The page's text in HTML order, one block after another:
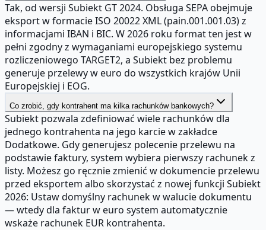
Tak, od wersji Subiekt GT 2024. Obsługa SEPA obejmuje
eksport w formacie ISO 20022 XML (pain.001.001.03) z
informacjami IBAN i BIC. W 2026 roku format ten jest w
pełni zgodny z wymaganiami europejskiego systemu
rozliczeniowego TARGET2, a Subiekt bez problemu
generuje przelewy w euro do wszystkich krajów Unii
Europejskiej i EOG.
Co zrobić, gdy kontrahent ma kilka rachunków bankowych?
Subiekt pozwala zdefiniować wiele rachunków dla
jednego kontrahenta na jego karcie w zakładce
Dodatkowe. Gdy generujesz polecenie przelewu na
podstawie faktury, system wybiera pierwszy rachunek z
listy. Możesz go ręcznie zmienić w dokumencie przelewu
przed eksportem albo skorzystać z nowej funkcji Subiekt
2026: Ustaw domyślny rachunek w walucie dokumentu
— wtedy dla faktur w euro system automatycznie
wskaże rachunek EUR kontrahenta.